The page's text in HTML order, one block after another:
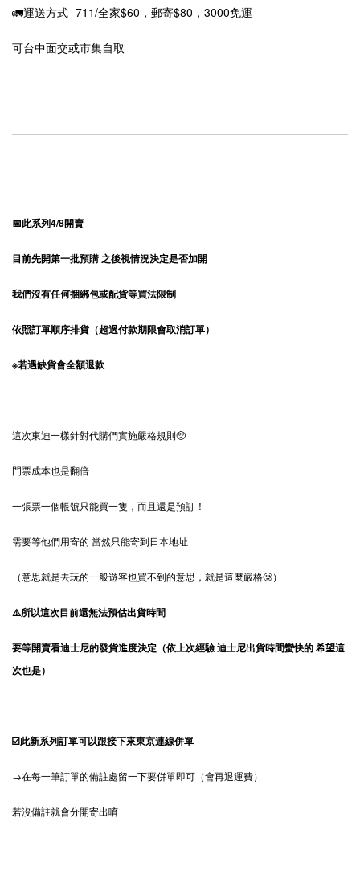
🚛運送方式- 711/全家$60，郵寄$80，3000免運
可台中面交或市集自取
📅此系列4/8開賣
目前先開第一批預購 之後視情況決定是否加開
我們沒有任何捆綁包或配貨等買法限制
依照訂單順序排貨（超過付款期限會取消訂單）
※若遇缺貨會全額退款
這次東迪一樣針對代購們實施嚴格規則🥺
門票成本也是翻倍
一張票一個帳號只能買一隻，而且還是預訂！
需要等他們用寄的 當然只能寄到日本地址
（意思就是去玩的一般遊客也買不到的意思，就是這麼嚴格🥲）
⚠️所以這次目前還無法預估出貨時間
要等開賣看迪士尼的發貨進度決定（依上次經驗 迪士尼出貨時間蠻快的 希望這
次也是）
☑️此新系列訂單可以跟接下來東京連線併單
→在每一筆訂單的備註處留一下要併單即可（會再退運費）
若沒備註就會分開寄出唷